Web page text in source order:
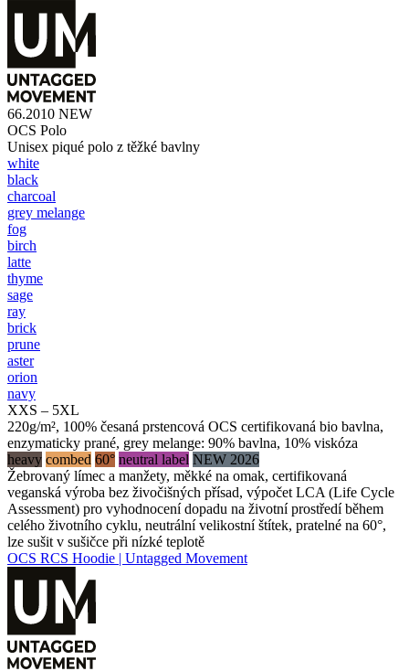
66.2010 NEW
OCS Polo
Unisex piqué polo z těžké bavlny
white
black
charcoal
grey melange
fog
birch
latte
thyme
sage
ray
brick
prune
aster
orion
navy
XXS – 5XL
220g/m², 100% česaná prstencová OCS certifikovaná bio bavlna,
enzymaticky prané, grey melange: 90% bavlna, 10% viskóza
heavy combed 60° neutral label NEW 2026
Žebrovaný límec a manžety, měkké na omak, certifikovaná
veganská výroba bez živočišných přísad, výpočet LCA (Life Cycle
Assessment) pro vyhodnocení dopadu na životní prostředí během
celého životního cyklu, neutrální velikostní štítek, pratelné na 60°,
lze sušit v sušičce při nízké teplotě
OCS RCS Hoodie | Untagged Movement